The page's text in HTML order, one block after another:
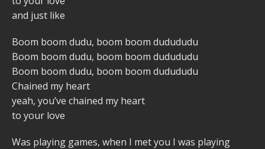
and just like
Boom boom dudu, boom boom dudududu
Boom boom dudu, boom boom dudududu
Boom boom dudu, boom boom dudududu
Chained my heart
yeah, you’ve chained my heart
to your love
Was playing games, when I met you I was playing